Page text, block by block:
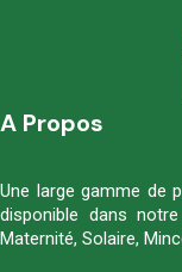
A Propos
Une large gamme de
disponible dans
Maternité, Solaire,